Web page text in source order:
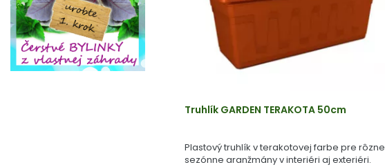
Truhlík GARDEN TERAKOTA 50cm
Plastový truhlík v terakotovej farbe pre rôzne
sezónne aranžmány v interiéri aj exteriéri.